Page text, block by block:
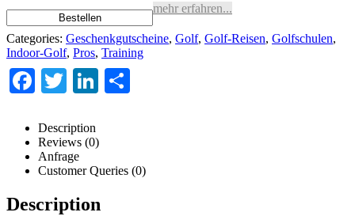
mehr erfahren...
Categories: Geschenkgutscheine, Golf, Golf-Reisen, Golfschulen,
Indoor-Golf, Pros, Training
Facebook
TwitterLinkedIn
Description
Reviews (0)
Anfrage
Customer Queries (0)
Description